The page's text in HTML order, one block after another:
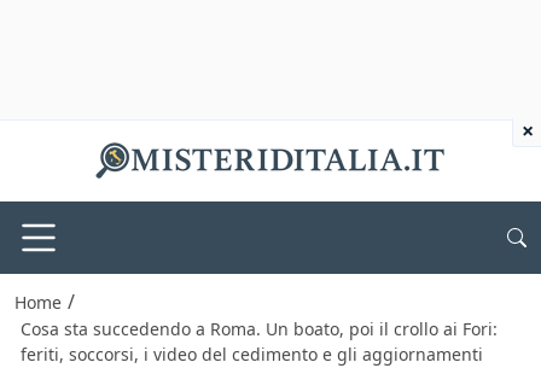
Home /
Cosa sta succedendo a Roma. Un boato, poi il crollo ai Fori:
feriti, soccorsi, i video del cedimento e gli aggiornamenti
×